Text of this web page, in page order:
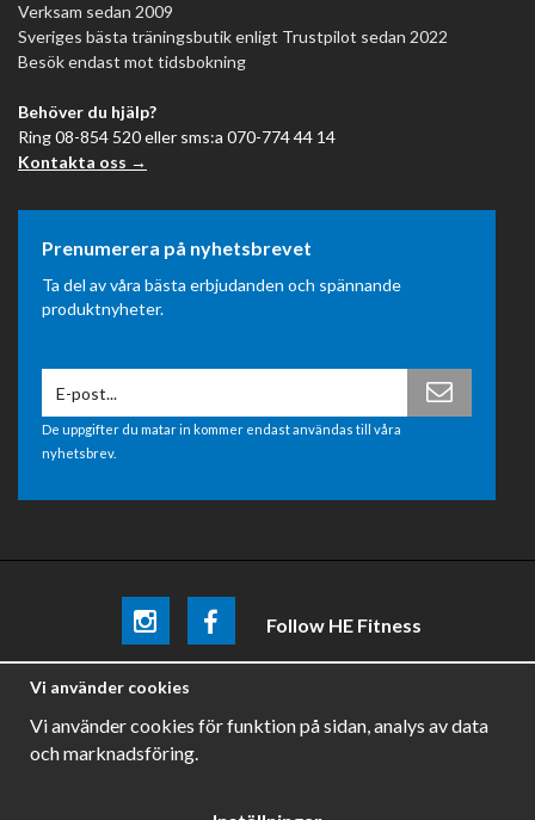
Verksam sedan 2009
Sveriges bästa träningsbutik enligt Trustpilot sedan 2022
Besök endast mot tidsbokning
Behöver du hjälp?
Ring 08-854 520 eller sms:a 070-774 44 14
Kontakta oss →
Prenumerera på nyhetsbrevet
Ta del av våra bästa erbjudanden och spännande
produktnyheter.
De uppgifter du matar in kommer endast användas till våra
nyhetsbrev.
Follow HE Fitness
Be the firstto know aboutpromotions, news and training
Vi använder cookies
Vi använder cookies för funktion på sidan, analys av data
och marknadsföring.